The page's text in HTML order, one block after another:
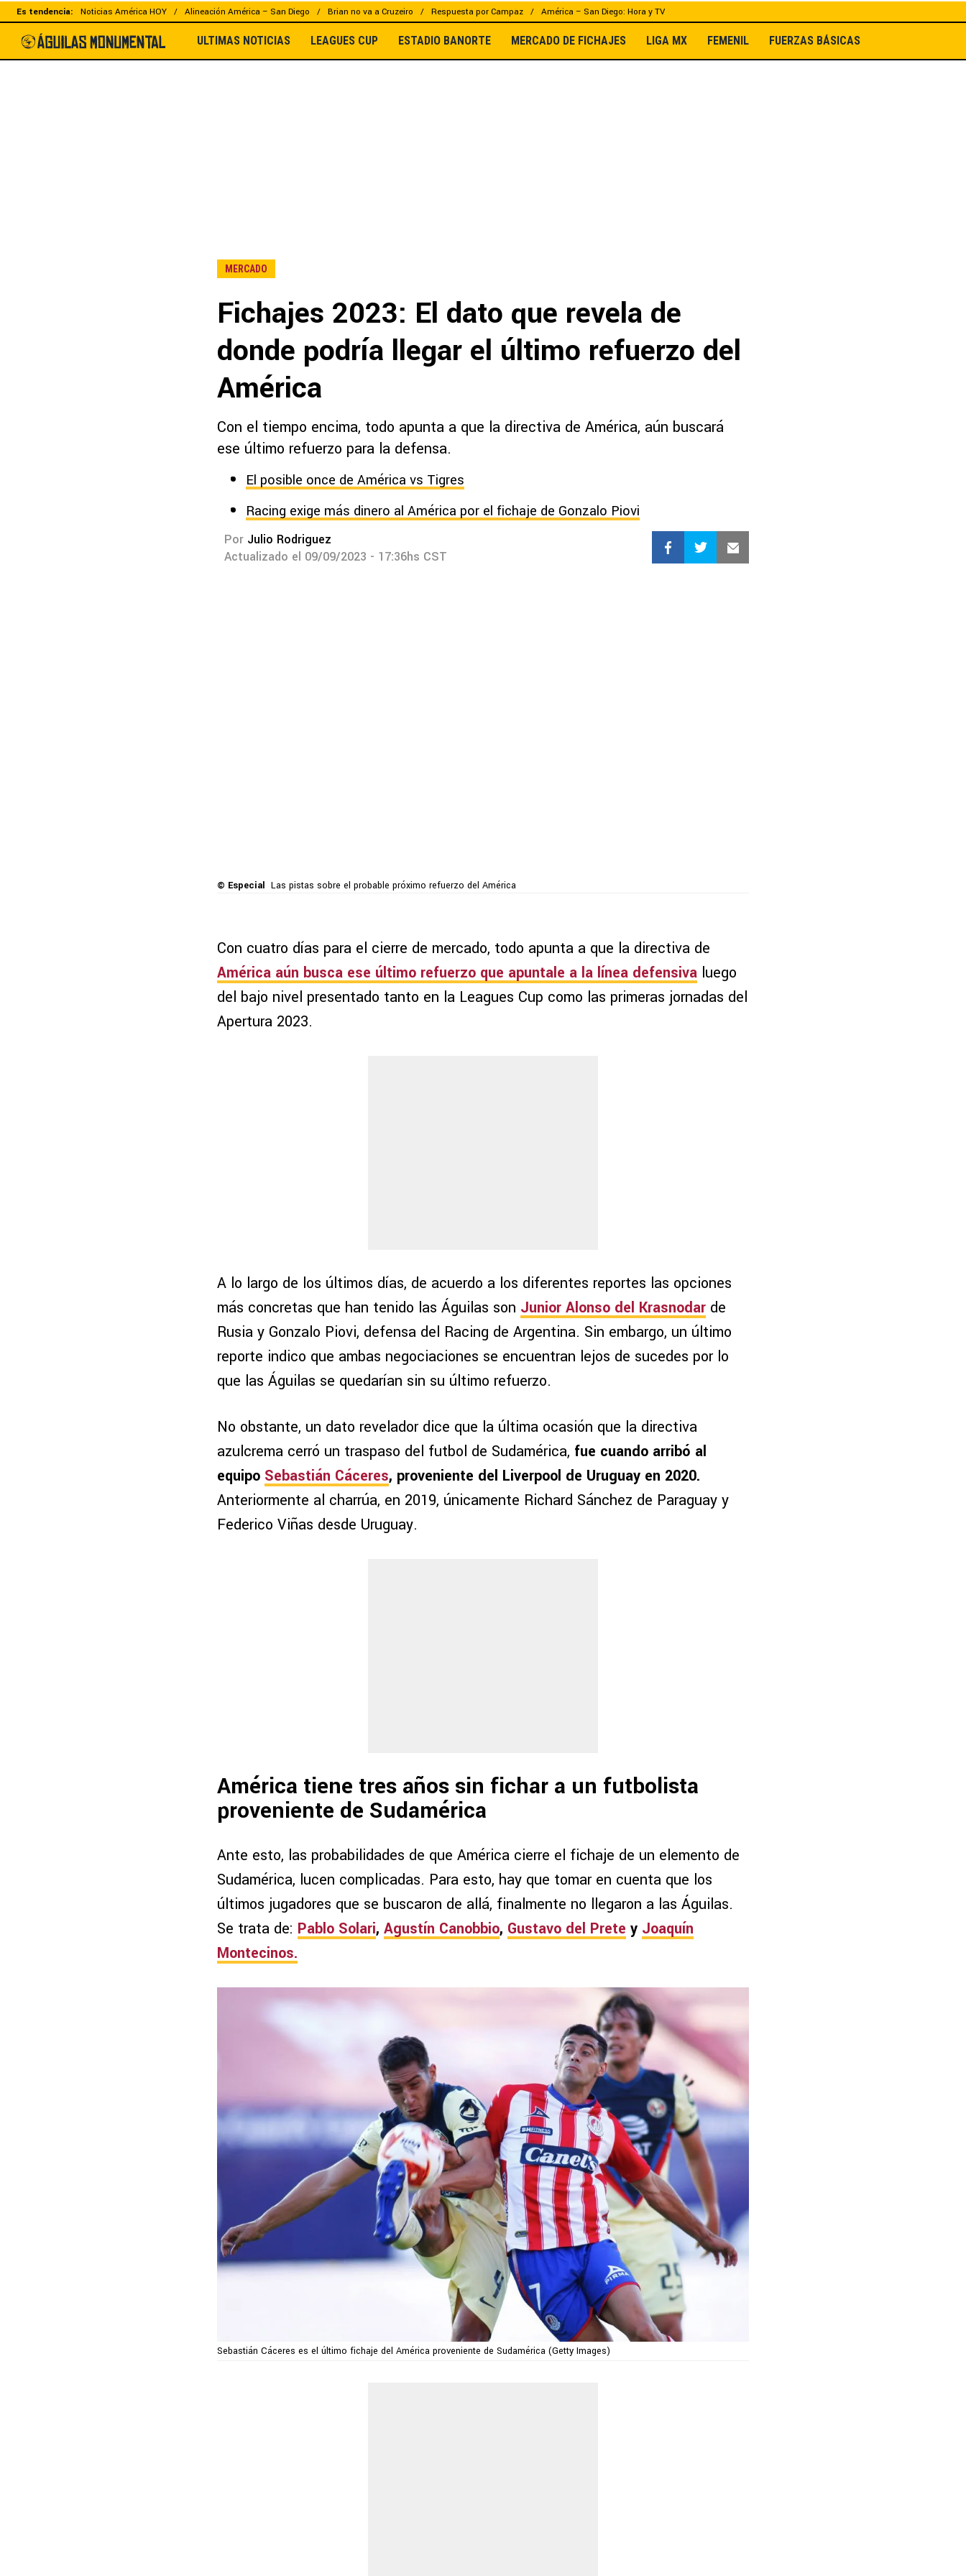
Es tendencia: Noticias América HOY Alineación América – San Diego Brian no va a Cruzeiro Respuesta por Campaz América – San Diego: Hora y TV
ULTIMAS NOTICIAS LEAGUES CUP ESTADIO BANORTE MERCADO DE FICHAJES LIGA MX FEMENIL FUERZAS BÁSICAS
MERCADO
Fichajes 2023: El dato que revela de
donde podría llegar el último refuerzo del
América
Con el tiempo encima, todo apunta a que la directiva de América, aún buscará
ese último refuerzo para la defensa.
El posible once de América vs Tigres
Racing exige más dinero al América por el fichaje de Gonzalo Piovi
Por Julio Rodriguez
Actualizado el 09/09/2023 - 17:36hs CST
© Especial Las pistas sobre el probable próximo refuerzo del América
Con cuatro días para el cierre de mercado, todo apunta a que la directiva de
América aún busca ese último refuerzo que apuntale a la línea defensiva luego
del bajo nivel presentado tanto en la Leagues Cup como las primeras jornadas del
Apertura 2023.
A lo largo de los últimos días, de acuerdo a los diferentes reportes las opciones
más concretas que han tenido las Águilas son Junior Alonso del Krasnodar de
Rusia y Gonzalo Piovi, defensa del Racing de Argentina. Sin embargo, un último
reporte indico que ambas negociaciones se encuentran lejos de sucedes por lo
que las Águilas se quedarían sin su último refuerzo.
No obstante, un dato revelador dice que la última ocasión que la directiva
azulcrema cerró un traspaso del futbol de Sudamérica, fue cuando arribó al
equipo Sebastián Cáceres, proveniente del Liverpool de Uruguay en 2020.
Anteriormente al charrúa, en 2019, únicamente Richard Sánchez de Paraguay y
Federico Viñas desde Uruguay.
América tiene tres años sin fichar a un futbolista
proveniente de Sudamérica
Ante esto, las probabilidades de que América cierre el fichaje de un elemento de
Sudamérica, lucen complicadas. Para esto, hay que tomar en cuenta que los
últimos jugadores que se buscaron de allá, finalmente no llegaron a las Águilas.
Se trata de: Pablo Solari, Agustín Canobbio, Gustavo del Prete y Joaquín
Montecinos.
Sebastián Cáceres es el último fichaje del América proveniente de Sudamérica (Getty Images)